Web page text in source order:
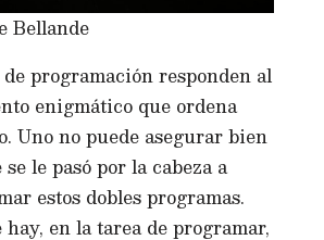
Bellande
programación responden al
enigmático que ordena
Uno no puede asegurar bien
le pasó por la cabeza a
estos dobles programas.
en la tarea de programar,